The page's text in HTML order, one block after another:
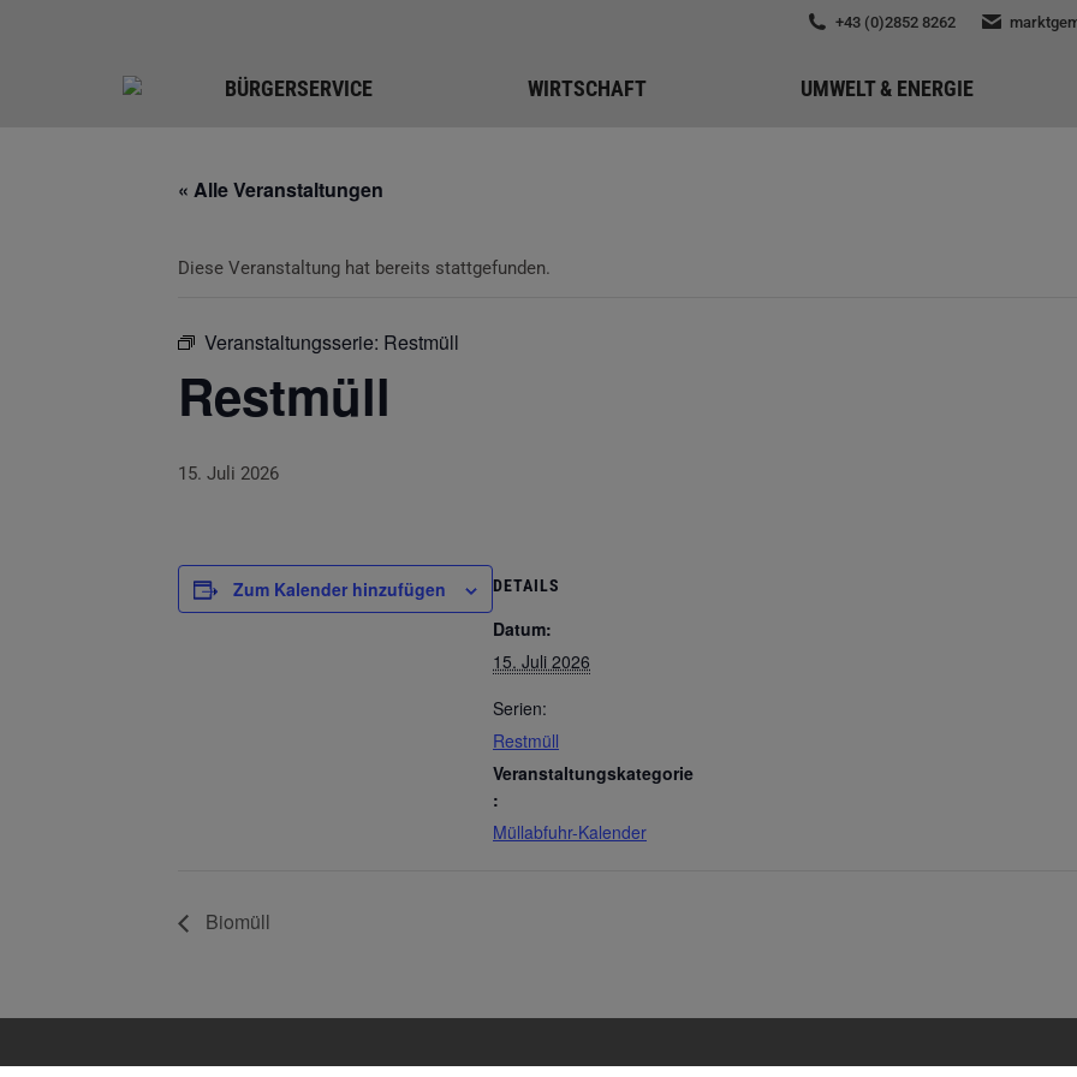
+43 (0)2852 8262
BÜRGERSERVICE WIRTSCHAFT UMWELT & ENERGIE
« Alle Veranstaltungen
Diese Veranstaltung hat bereits stattgefunden.
Veranstaltungsserie: Restmüll
Restmüll
15. Juli 2026
Zum Kalender hinzufügen DETAILS
Datum:
15. Juli 2026
Serien:
Restmüll
Veranstaltungskategorie
:
Müllabfuhr-Kalender
Biomüll